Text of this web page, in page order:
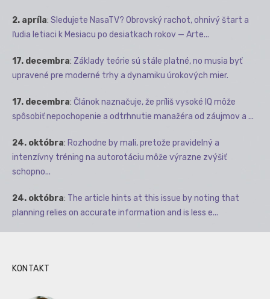
2. apríla: Sledujete NasaTV? Obrovský rachot, ohnivý štart a
ľudia letiaci k Mesiacu po desiatkach rokov — Arte...
17. decembra: Základy teórie sú stále platné, no musia byť
upravené pre moderné trhy a dynamiku úrokových mier.
17. decembra: Článok naznačuje, že príliš vysoké IQ môže
spôsobiť nepochopenie a odtrhnutie manažéra od záujmov a ...
24. októbra: Rozhodne by mali, pretože pravidelný a
intenzívny tréning na autorotáciu môže výrazne zvýšiť
schopno...
24. októbra: The article hints at this issue by noting that
planning relies on accurate information and is less e...
KONTAKT